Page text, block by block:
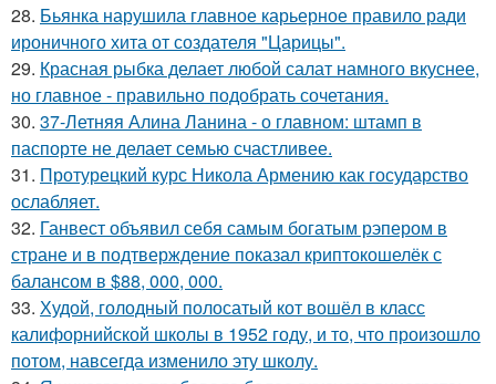
28. Бьянка нарушила главное карьерное правило ради
ироничного хита от создателя "Царицы".
29. Красная рыбка делает любой салат намного вкуснее,
но главное - правильно подобрать сочетания.
30. 37-Летняя Алина Ланина - о главном: штамп в
паспорте не делает семью счастливее.
31. Протурецкий курс Никола Армению как государство
ослабляет.
32. Ганвест объявил себя самым богатым рэпером в
стране и в подтверждение показал криптокошелёк с
балансом в $88, 000, 000.
33. Худой, голодный полосатый кот вошёл в класс
калифорнийской школы в 1952 году, и то, что произошло
потом, навсегда изменило эту школу.